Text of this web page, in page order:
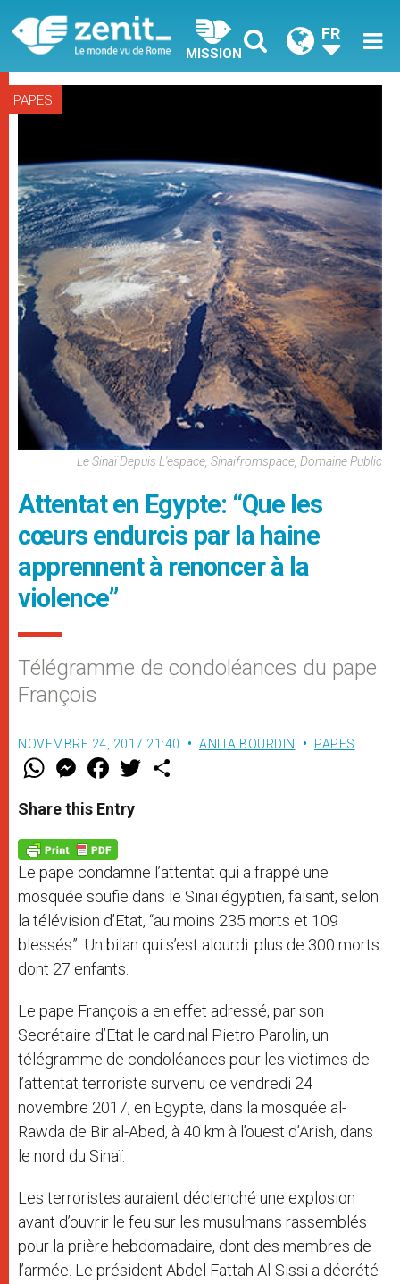
MISSION
FR
PAPES
Le Sinaï Depuis L'espace, Sinaifromspace, Domaine Public
Attentat en Egypte: “Que les
cœurs endurcis par la haine
apprennent à renoncer à la
violence”
Télégramme de condoléances du pape
François
NOVEMBRE 24, 2017 21:40 ANITA BOURDIN PAPES
W
t
s
p
p
M
e
s
e
g
e
r
F
a
e
b
o
k
w
Share this Entry
Le pape condamne l’attentat qui a frappé une
mosquée soufie dans le Sinaï égyptien, faisant, selon
la télévision d’Etat, “au moins 235 morts et 109
blessés”. Un bilan qui s’est alourdi: plus de 300 morts
dont 27 enfants.
Le pape François a en effet adressé, par son
Secrétaire d’Etat le cardinal Pietro Parolin, un
télégramme de condoléances pour les victimes de
l’attentat terroriste survenu ce vendredi 24
novembre 2017, en Egypte, dans la mosquée al-
Rawda de Bir al-Abed, à 40 km à l’ouest d’Arish, dans
le nord du Sinaï.
Les terroristes auraient déclenché une explosion
avant d’ouvrir le feu sur les musulmans rassemblés
pour la prière hebdomadaire, dont des membres de
l’armée. Le président Abdel Fattah Al-Sissi a décrété